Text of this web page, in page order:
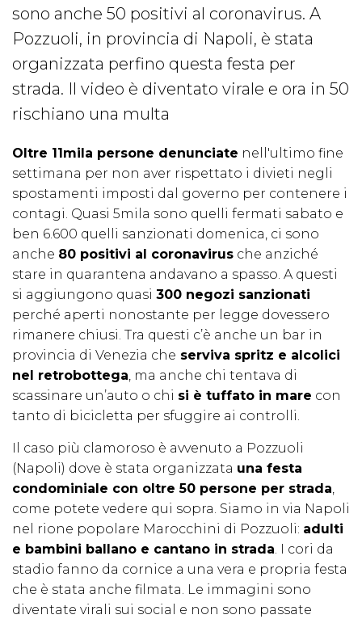
sono anche 50 positivi al coronavirus. A
Pozzuoli, in provincia di Napoli, è stata
organizzata perfino questa festa per
strada. Il video è diventato virale e ora in 50
rischiano una multa
Oltre 11mila persone denunciate nell'ultimo fine
settimana per non aver rispettato i divieti negli
spostamenti imposti dal governo per contenere i
contagi. Quasi 5mila sono quelli fermati sabato e
ben 6.600 quelli sanzionati domenica, ci sono
anche 80 positivi al coronavirus che anziché
stare in quarantena andavano a spasso. A questi
si aggiungono quasi 300 negozi sanzionati
perché aperti nonostante per legge dovessero
rimanere chiusi. Tra questi c’è anche un bar in
provincia di Venezia che serviva spritz e alcolici
nel retrobottega, ma anche chi tentava di
scassinare un’auto o chi si è tuffato in mare con
tanto di bicicletta per sfuggire ai controlli.
Il caso più clamoroso è avvenuto a Pozzuoli
(Napoli) dove è stata organizzata una festa
condominiale con oltre 50 persone per strada,
come potete vedere qui sopra. Siamo in via Napoli
nel rione popolare Marocchini di Pozzuoli: adulti
e bambini ballano e cantano in strada. I cori da
stadio fanno da cornice a una vera e propria festa
che è stata anche filmata. Le immagini sono
diventate virali sui social e non sono passate